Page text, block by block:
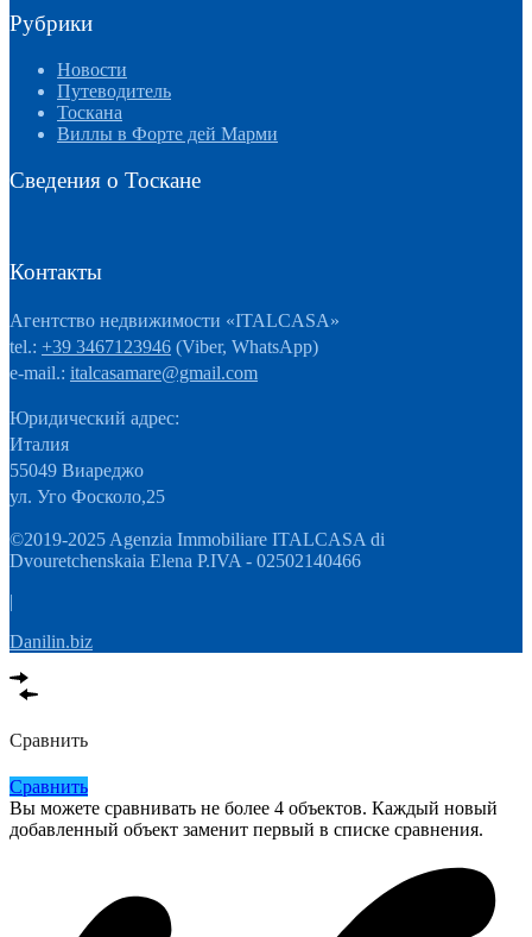
Рубрики
Новости
Путеводитель
Тоскана
Виллы в Форте дей Марми
Сведения о Тоскане
Контакты
Агентство недвижимости «ITALCASA»
tel.: +39 3467123946 (Viber, WhatsApp)
e-mail.: italcasamare@gmail.com
Юридический адрес:
Италия
55049 Виареджо
ул. Уго Фосколо,25
©2019-2025 Agenzia Immobiliare ITALCASA di
Dvouretchenskaia Elena P.IVA - 02502140466
|
Danilin.biz
Сравнить
Сравнить
Вы можете сравнивать не более 4 объектов. Каждый новый
добавленный объект заменит первый в списке сравнения.